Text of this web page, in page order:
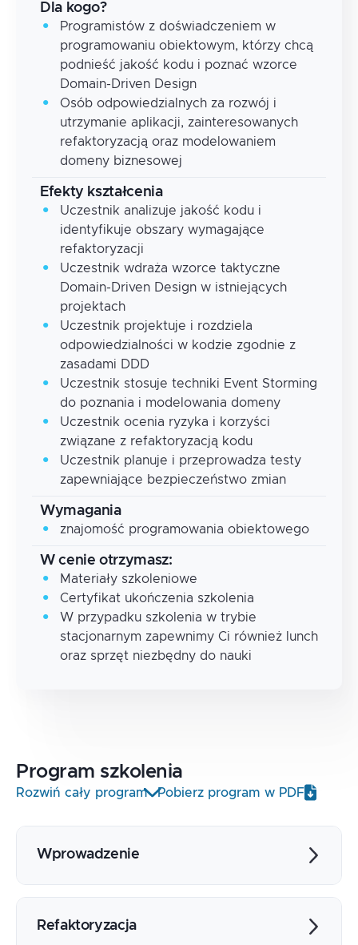
Dla kogo?
Programistów z doświadczeniem w
programowaniu obiektowym, którzy chcą
podnieść jakość kodu i poznać wzorce
Domain-Driven Design
Osób odpowiedzialnych za rozwój i
utrzymanie aplikacji, zainteresowanych
refaktoryzacją oraz modelowaniem
domeny biznesowej
Efekty kształcenia
Uczestnik analizuje jakość kodu i
identyfikuje obszary wymagające
refaktoryzacji
Uczestnik wdraża wzorce taktyczne
Domain-Driven Design w istniejących
projektach
Uczestnik projektuje i rozdziela
odpowiedzialności w kodzie zgodnie z
zasadami DDD
Uczestnik stosuje techniki Event Storming
do poznania i modelowania domeny
Uczestnik ocenia ryzyka i korzyści
związane z refaktoryzacją kodu
Uczestnik planuje i przeprowadza testy
zapewniające bezpieczeństwo zmian
Wymagania
znajomość programowania obiektowego
W cenie otrzymasz:
Materiały szkoleniowe
Certyfikat ukończenia szkolenia
W przypadku szkolenia w trybie
stacjonarnym zapewnimy Ci również lunch
oraz sprzęt niezbędny do nauki
Program szkolenia
Rozwiń cały program Pobierz program w PDF
Wprowadzenie
Kiedy warto refaktoryzować?
Refaktoryzacja